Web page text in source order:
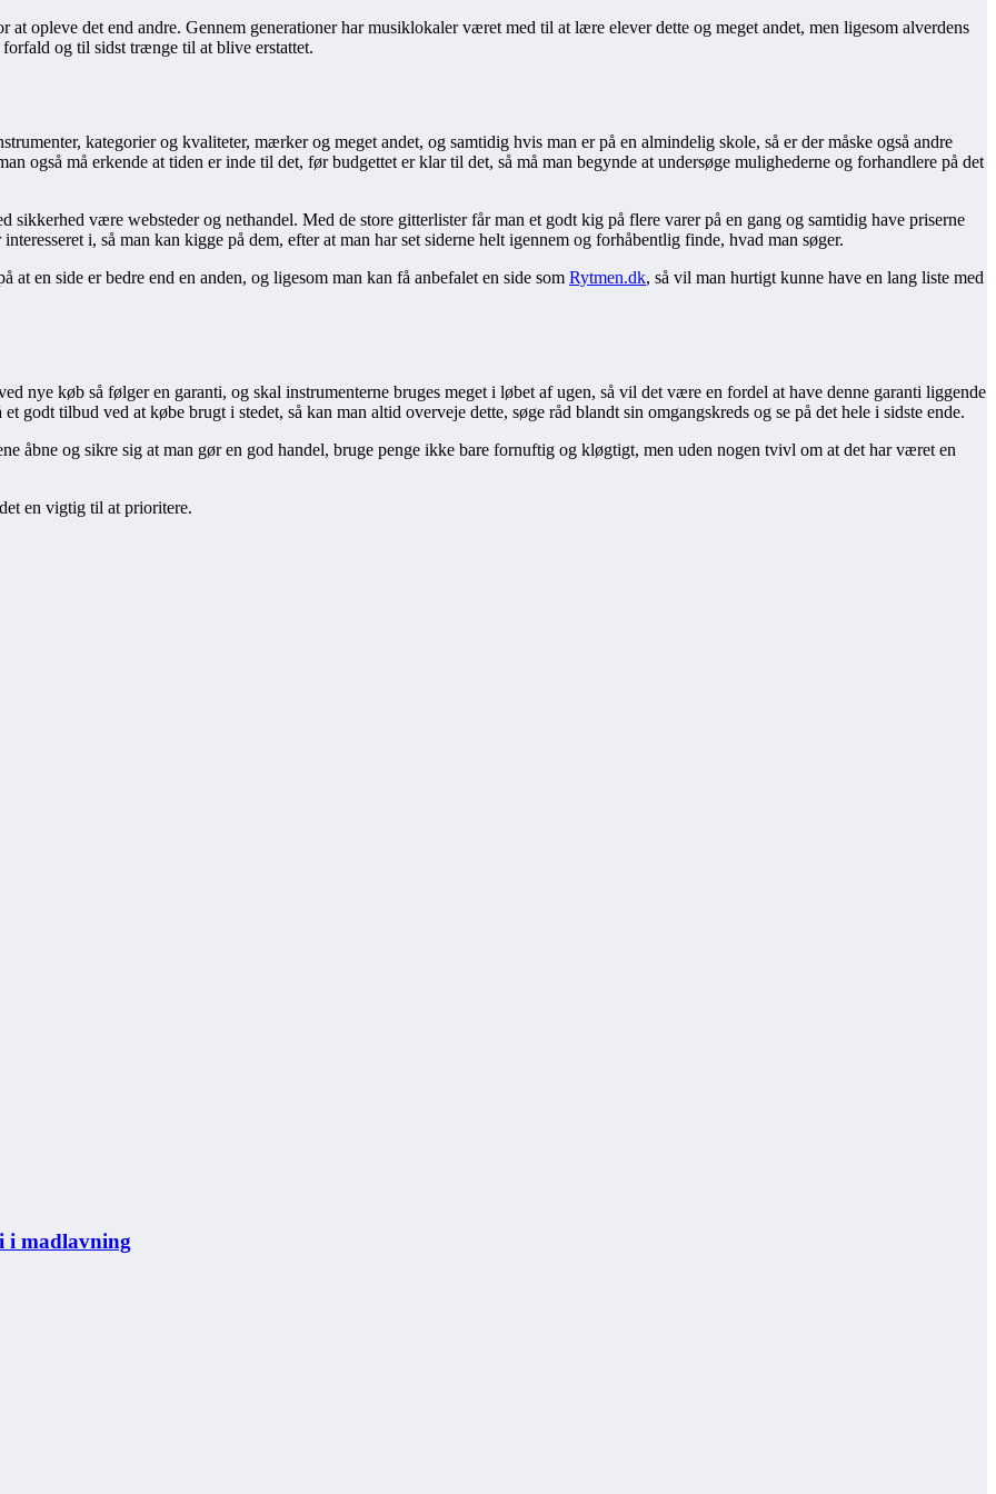
opleve det end andre. Gennem generationer har musiklokaler været med til at lære elever dette og meget andet, men ligesom alverdens
og til sidst trænge til at blive erstattet.
kategorier og kvaliteter, mærker og meget andet, og samtidig hvis man er på en almindelig skole, så er der måske også andre
også må erkende at tiden er inde til det, før budgettet er klar til det, så må man begynde at undersøge mulighederne og forhandlere på det
være websteder og nethandel. Med de store gitterlister får man et godt kig på flere varer på en gang og samtidig have priserne
i, så man kan kigge på dem, efter at man har set siderne helt igennem og forhåbentlig finde, hvad man søger.
en side er bedre end en anden, og ligesom man kan få anbefalet en side som Rytmen.dk, så vil man hurtigt kunne have en lang liste med
nye køb så følger en garanti, og skal instrumenterne bruges meget i løbet af ugen, så vil det være en fordel at have denne garanti liggende
godt tilbud ved at købe brugt i stedet, så kan man altid overveje dette, søge råd blandt sin omgangskreds og se på det hele i sidste ende.
åbne og sikre sig at man gør en god handel, bruge penge ikke bare fornuftig og kløgtigt, men uden nogen tvivl om at det har været en
en vigtig til at prioritere.
i madlavning